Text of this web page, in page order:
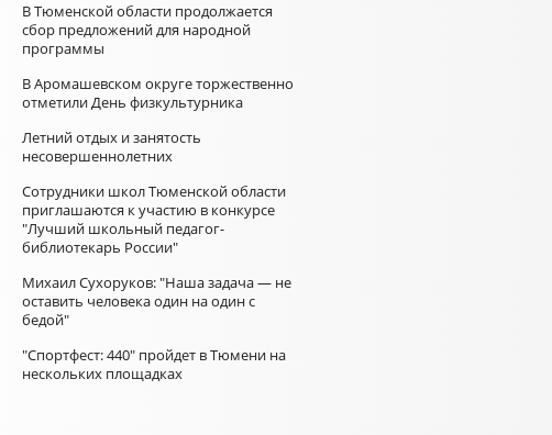
В Тюменской области продолжается
сбор предложений для народной
программы
В Аромашевском округе торжественно
отметили День физкультурника
Летний отдых и занятость
несовершеннолетних
Сотрудники школ Тюменской области
приглашаются к участию в конкурсе
"Лучший школьный педагог-
библиотекарь России"
Михаил Сухоруков: "Наша задача — не
оставить человека один на один с
бедой"
"Спортфест: 440" пройдет в Тюмени на
нескольких площадках